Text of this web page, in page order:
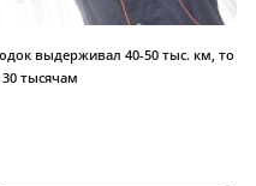
выдерживал 40-50 тыс. км, то
тысячам